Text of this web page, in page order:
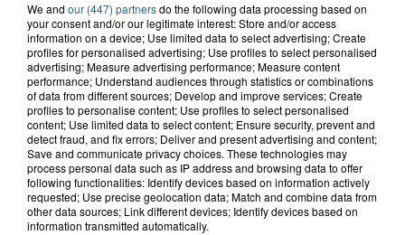
Grand jeu de l'été : les cabines de plages
Gagnez vos entrées pour Dennlys
We and our (447) partnersdo the following data processing based on
your consent and/or our legitimate interest: Store and/or access
information on a device; Use limited data to select advertising; Create
profiles for personalised advertising; Use profiles to select personalised
advertising; Measure advertising performance; Measure content
performance; Understand audiences through statistics or combinations
of data from different sources; Develop and improve services; Create
profiles to personalise content; Use profiles to select personalised
content; Use limited data to select content; Ensure security, prevent and
detect fraud, and fix errors; Deliver and present advertising and content;
Save and communicate privacy choices. These technologies may
process personal data such as IP address and browsing data to offer
following functionalities: Identify devices based on information actively
requested; Use precise geolocation data; Match and combine data from
other data sources; Link different devices; Identify devices based on
information transmitted automatically.